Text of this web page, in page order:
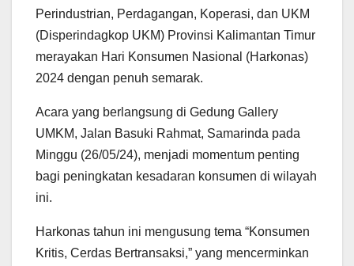
Perindustrian, Perdagangan, Koperasi, dan UKM
(Disperindagkop UKM) Provinsi Kalimantan Timur
merayakan Hari Konsumen Nasional (Harkonas)
2024 dengan penuh semarak.
Acara yang berlangsung di Gedung Gallery
UMKM, Jalan Basuki Rahmat, Samarinda pada
Minggu (26/05/24), menjadi momentum penting
bagi peningkatan kesadaran konsumen di wilayah
ini.
Harkonas tahun ini mengusung tema “Konsumen
Kritis, Cerdas Bertransaksi,” yang mencerminkan